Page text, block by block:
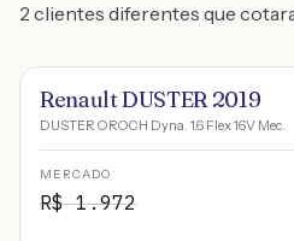
2 clientes diferentes que
Renault DUSTER 2019
DUSTER OROCH Dyna. 1.6 Flex 16V Mec.
MERCADO
R$1.972